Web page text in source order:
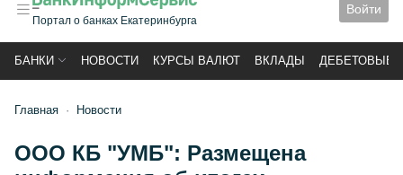
Портал о банках Екатеринбурга
Войти
БАНКИ НОВОСТИ КУРСЫ ВАЛЮТ ВКЛАДЫ ДЕБЕТОВЫЕ
Главная Новости
ООО КБ "УМБ": Размещена